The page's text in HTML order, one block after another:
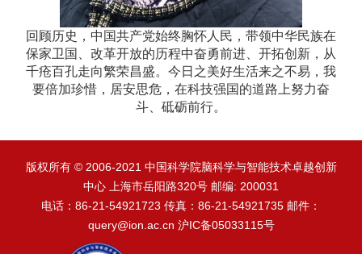
回顾历史，中国共产党始终胸怀人民，带领中华民族在
保家卫国、改革开放的历程中奋勇前进、开拓创新，从
千疮百孔走向繁荣昌盛。今日之美好生活来之不易，我
要倍加珍惜，居安思危，在科技强国的道路上努力奋
斗、砥砺前行。
版权所有 © 2006-2021 中国科学院脑科学与智能技术卓越创新
中心 上海市岳阳路320号 邮编: 200031
电话：86-21-54921723 传真：86-21-54921735 邮件：
query@ion.ac.cn 沪IC备05033115号